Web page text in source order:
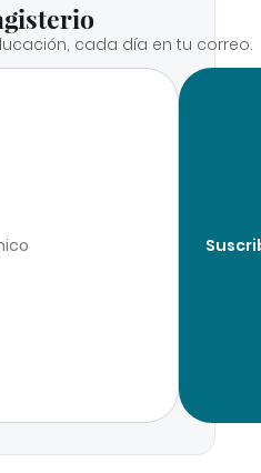
cada día en tu correo.